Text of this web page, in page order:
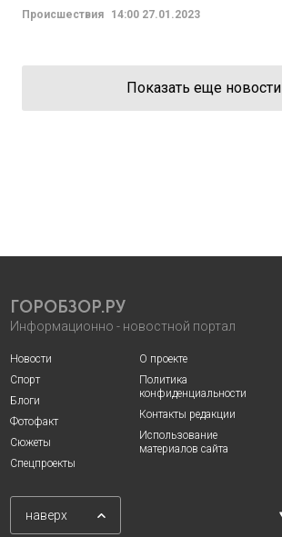
Происшествия 14:00 27.01.2023
Показать еще новости
ГОРОБЗОР.РУ
Информационно - новостной портал
Новости
Спорт
Блоги
Фотофакт
Сюжеты
Спецпроекты
О проекте
Политика
конфиденциальности
Контакты редакции
Использование
материалов сайта
наверх